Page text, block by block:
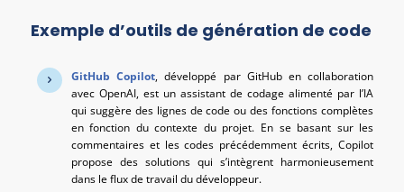
Exemple d’outils de génération de code
GitHub Copilot, développé par GitHub en collaboration
avec OpenAI, est un assistant de codage alimenté par l’IA
qui suggère des lignes de code ou des fonctions complètes
en fonction du contexte du projet. En se basant sur les
commentaires et les codes précédemment écrits, Copilot
propose des solutions qui s’intègrent harmonieusement
dans le flux de travail du développeur.